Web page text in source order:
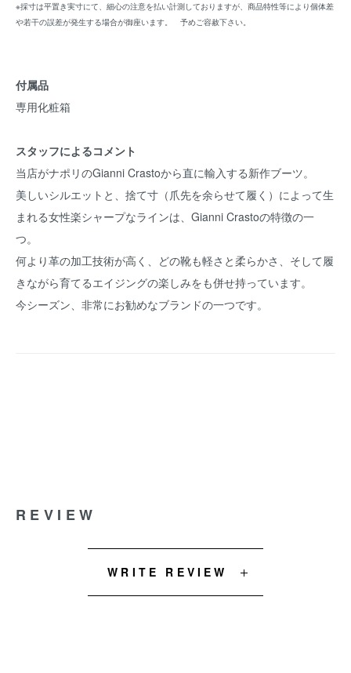
※採寸は平置き実寸にて、細心の注意を払い計測しておりますが、商品特性等により個体差
や若干の誤差が発生する場合が御座います。 予めご容赦下さい。
付属品
専用化粧箱
スタッフによるコメント
当店がナポリのGianni Crastoから直に輸入する新作ブーツ。
美しいシルエットと、捨て寸（爪先を余らせて履く）によって生
まれる女性楽シャープなラインは、Gianni Crastoの特徴の一
つ。
何より革の加工技術が高く、どの靴も軽さと柔らかさ、そして履
きながら育てるエイジングの楽しみをも併せ持っています。
今シーズン、非常にお勧めなブランドの一つです。
REVIEW
WRITE REVIEW